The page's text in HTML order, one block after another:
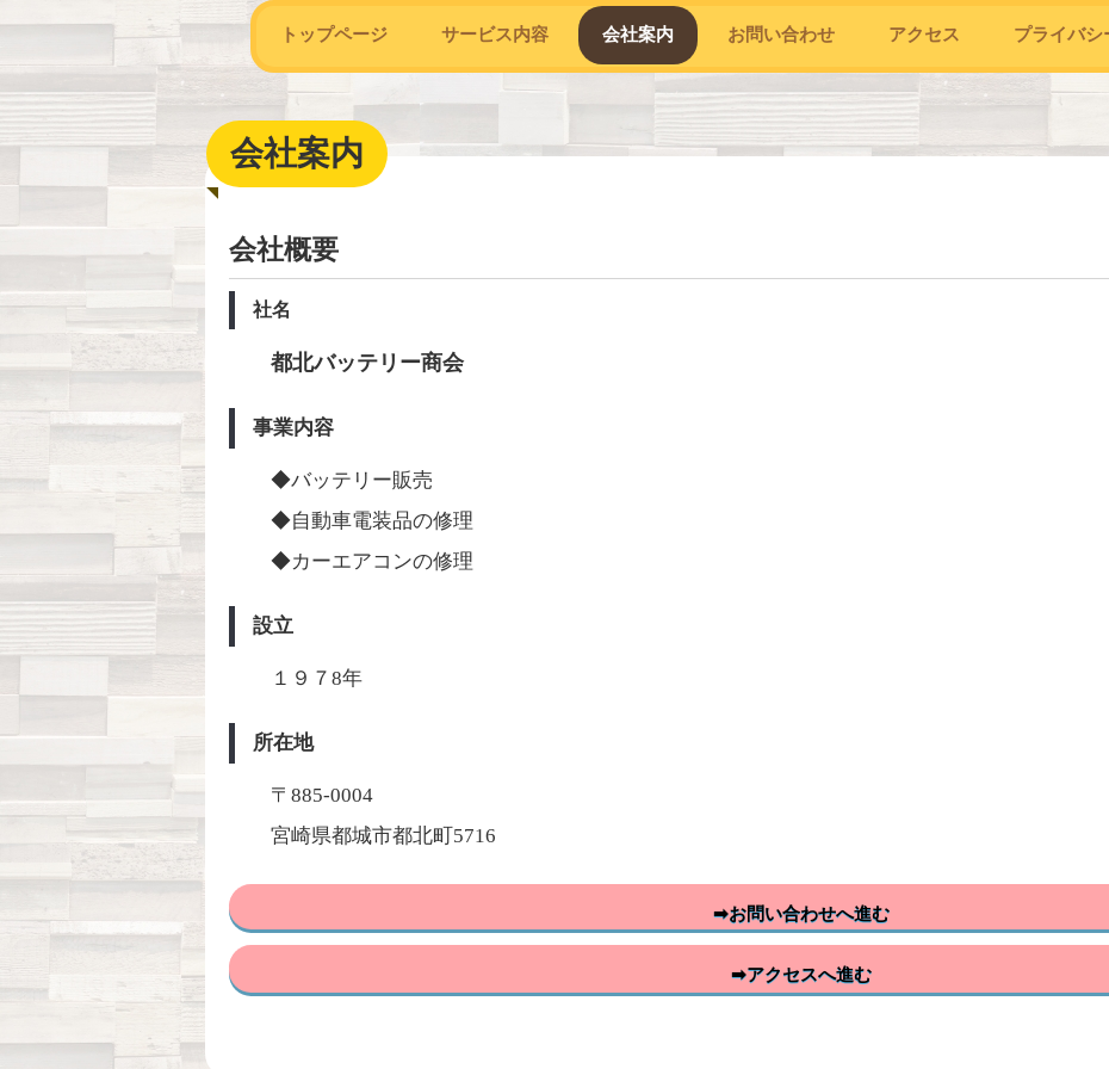
トップページ サービス内容 会社案内 お問い合わせ アクセス プライバシ
会社案内
会社概要
社名
都北バッテリー商会
事業内容
◆バッテリー販売
◆自動車電装品の修理
◆カーエアコンの修理
設立
１９７8年
所在地
〒885-0004
宮崎県都城市都北町5716
➡お問い合わせへ進む
➡アクセスへ進む